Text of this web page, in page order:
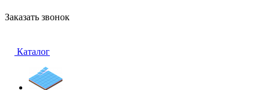
Заказать звонок
Каталог